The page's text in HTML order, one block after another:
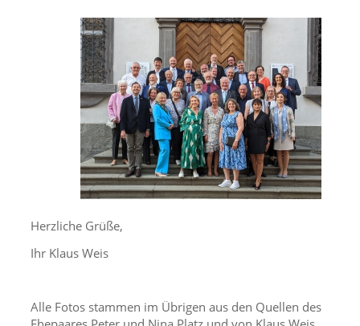
Herzliche Grüße,
Ihr Klaus Weis
Alle Fotos stammen im Übrigen aus den Quellen des